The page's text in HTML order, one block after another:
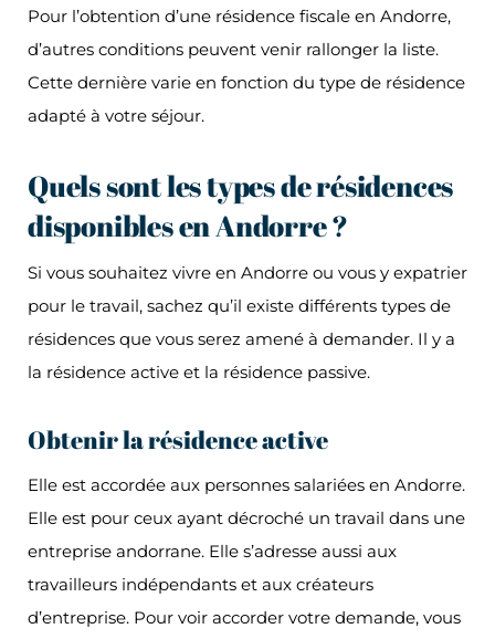
Pour l’obtention d’une résidence fiscale en Andorre,
d’autres conditions peuvent venir rallonger la liste.
Cette dernière varie en fonction du type de résidence
adapté à votre séjour.
Quels sont les types de résidences
disponibles en Andorre ?
Si vous souhaitez vivre en Andorre ou vous y expatrier
pour le travail, sachez qu’il existe différents types de
résidences que vous serez amené à demander. Il y a
la résidence active et la résidence passive.
Obtenir la résidence active
Elle est accordée aux personnes salariées en Andorre.
Elle est pour ceux ayant décroché un travail dans une
entreprise andorrane. Elle s’adresse aussi aux
travailleurs indépendants et aux créateurs
d’entreprise. Pour voir accorder votre demande, vous